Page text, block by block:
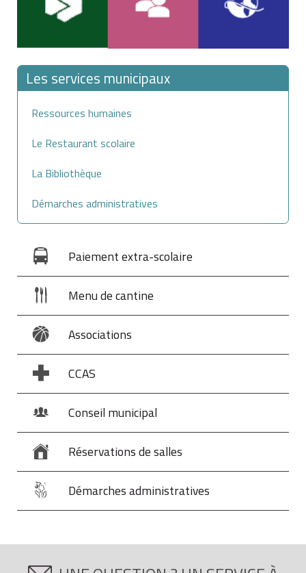
Les services municipaux
Ressources humaines
Le Restaurant scolaire
La Bibliothèque
Démarches administratives
Paiement extra-scolaire
Menu de cantine
Associations
CCAS
Conseil municipal
Réservations de salles
Démarches administratives